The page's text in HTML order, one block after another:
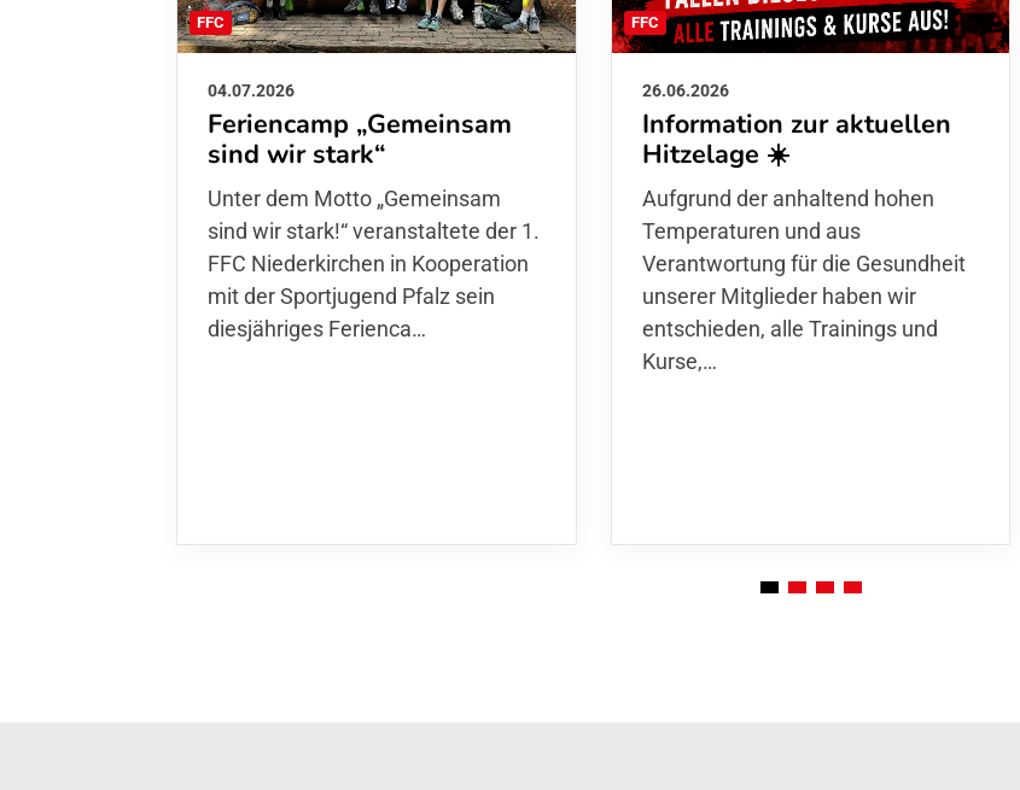
FFC
04.07.2026
Feriencamp „Gemeinsam
sind wir stark“
Unter dem Motto „Gemeinsam sind
wir stark!“ veranstaltete der 1. FFC
Niederkirchen in Kooperation mit
der Sportjugend Pfalz sein
diesjähriges Ferienca…
FFC
26.06.2026
Information zur aktuellen
Hitzelage ☀️
Aufgrund der anhaltend hohen
Temperaturen und aus
Verantwortung für die Gesundheit
unserer Mitglieder haben wir
entschieden, alle Trainings und
Kurse,…